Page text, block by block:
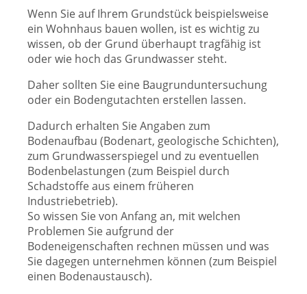
Wenn Sie auf Ihrem Grundstück beispielsweise
ein Wohnhaus bauen wollen, ist es wichtig zu
wissen, ob der Grund überhaupt tragfähig ist
oder wie hoch das Grundwasser steht.
Daher sollten Sie eine Baugrunduntersuchung
oder ein Bodengutachten erstellen lassen.
Dadurch erhalten Sie Angaben zum
Bodenaufbau (Bodenart, geologische Schichten),
zum Grundwasserspiegel und zu eventuellen
Bodenbelastungen (zum Beispiel durch
Schadstoffe aus einem früheren
Industriebetrieb).
So wissen Sie von Anfang an, mit welchen
Problemen Sie aufgrund der
Bodeneigenschaften rechnen müssen und was
Sie dagegen unternehmen können (zum Beispiel
einen Bodenaustausch).